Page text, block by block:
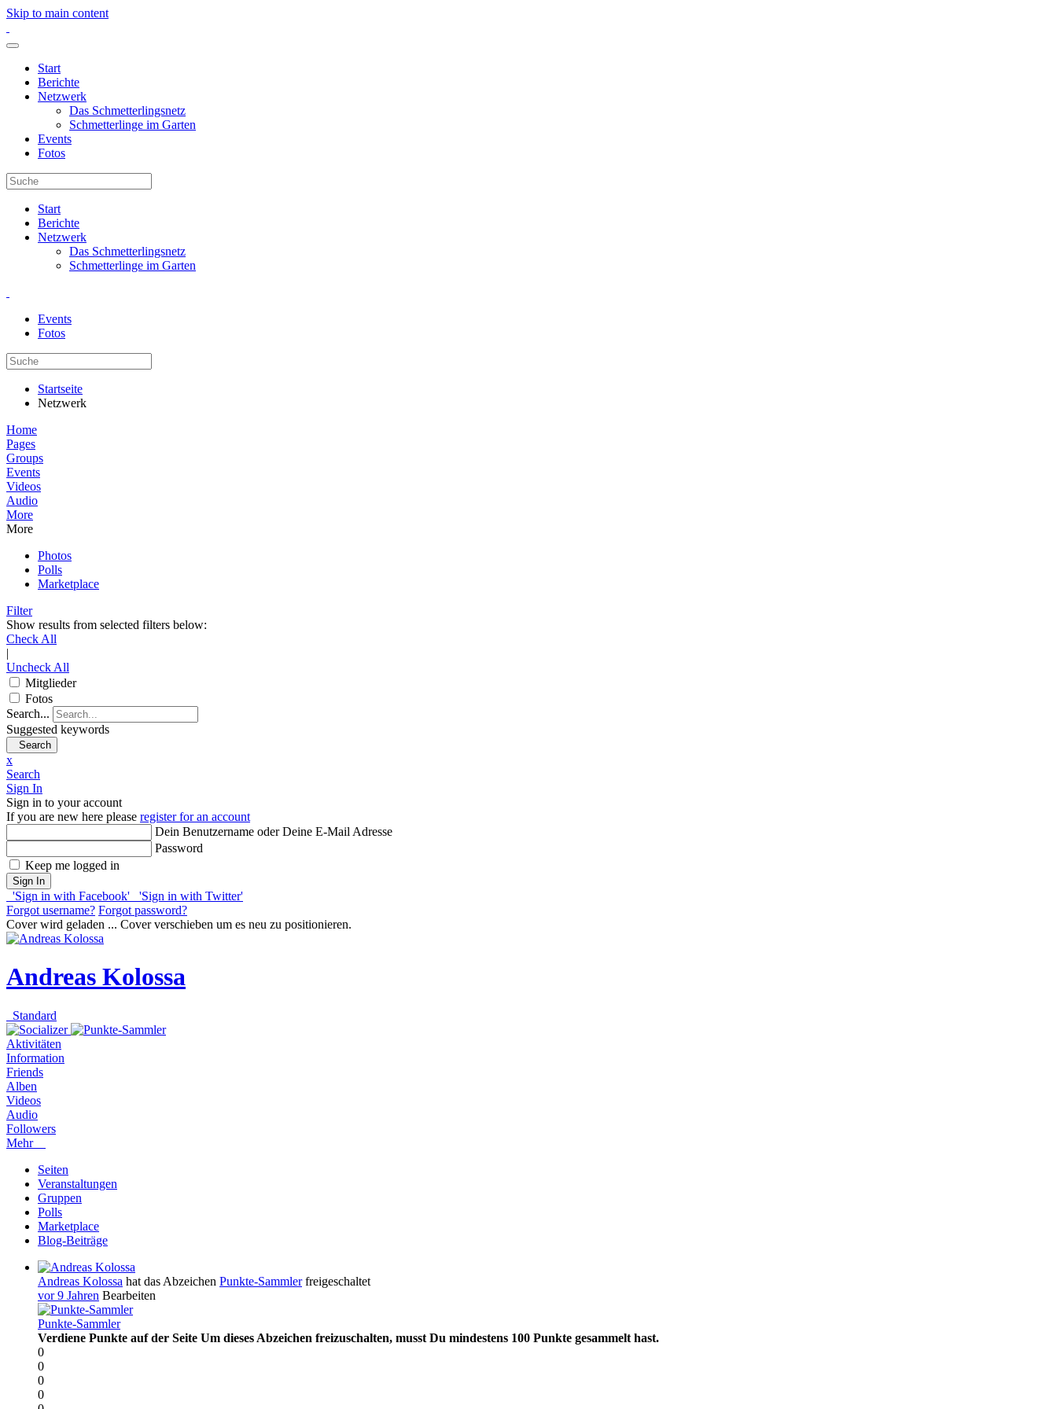
Skip to main content
Start
Berichte
Netzwerk
Das Schmetterlingsnetz
Schmetterlinge im Garten
Events
Fotos
Start
Berichte
Netzwerk
Das Schmetterlingsnetz
Schmetterlinge im Garten
Events
Fotos
Startseite
Netzwerk
Home
Pages
Groups
Events
Videos
Audio
More
More
Photos
Polls
Marketplace
Filter
Show results from selected filters below:
Check All
|
Uncheck All
Mitglieder
Fotos
Search...
Suggested keywords
Search
x
Search
Sign In
Sign in to your account
If you are new here please register for an account
Dein Benutzername oder Deine E-Mail Adresse
Password
Keep me logged in
Sign In
'Sign in with Facebook'
'Sign in with Twitter'
Forgot username? Forgot password?
Cover wird geladen ... Cover verschieben um es neu zu positionieren.
Andreas Kolossa
Standard
Aktivitäten
Information
Friends
Alben
Videos
Audio
Followers
Mehr
Seiten
Veranstaltungen
Gruppen
Polls
Marketplace
Blog-Beiträge
Andreas Kolossa hat das Abzeichen Punkte-Sammlerfreigeschaltet
vor 9 Jahren Bearbeiten
Punkte-Sammler
Verdiene Punkte auf der Seite Um dieses Abzeichen freizuschalten, musst Du mindestens 100 Punkte gesammelt hast.
0
0
0
0